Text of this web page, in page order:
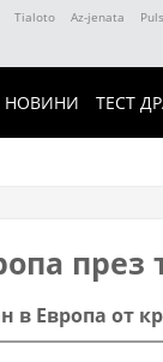
Tialoto Az-jenata Puls
НОВИНИ ТЕСТ
през
в Европа от